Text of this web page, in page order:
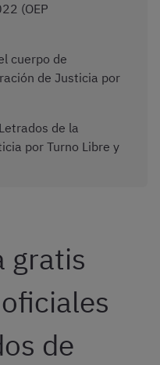
(OEP
cuerpo de
de Justicia por
de la
por Turno Libre y
gratis
de